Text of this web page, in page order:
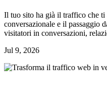
Il tuo sito ha già il traffico che ti
conversazionale e il passaggio
visitatori in conversazioni,
Jul 9, 2026